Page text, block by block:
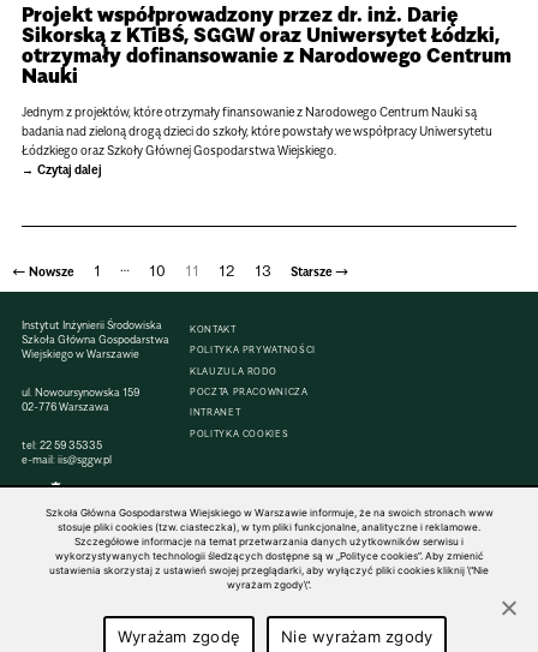
Projekt współprowadzony przez dr. inż. Darię
Sikorską z KTiBŚ, SGGW oraz Uniwersytet Łódzki,
otrzymały dofinansowanie z Narodowego Centrum
Nauki
Jednym z projektów, które otrzymały finansowanie z Narodowego Centrum Nauki są
badania nad zieloną drogą dzieci do szkoły, które powstały we współpracy Uniwersytetu
Łódzkiego oraz Szkoły Głównej Gospodarstwa Wiejskiego.
Czytaj dalej
Stronicowanie
wpisów
← Nowsze 1 … 10 11 12 13 Starsze→
Instytut Inżynierii Środowiska
Szkoła Główna Gospodarstwa
Wiejskiego w Warszawie
ul. Nowoursynowska 159
02-776 Warszawa
tel:22 59 35335
e-mail:iis@sggw.pl
KONTAKT
POLITYKA PRYWATNOŚCI
KLAUZULA RODO
POCZTA PRACOWNICZA
INTRANET
POLITYKA COOKIES
© 1816–2026 SGGW — ALL RIGHTS RESERVED
Szkoła Główna Gospodarstwa Wiejskiego w Warszawie informuje, że na swoich stronach www
stosuje pliki cookies (tzw. ciasteczka), w tym pliki funkcjonalne, analityczne i reklamowe.
Szczegółowe informacje na temat przetwarzania danych użytkowników serwisu i
wykorzystywanych technologii śledzących dostępne są w „Polityce cookies”. Aby zmienić
ustawienia skorzystaj z ustawień swojej przeglądarki, aby wyłączyć pliki cookies kliknij \"Nie
wyrażam zgody\".
Wyrażam zgodę Nie wyrażam zgody